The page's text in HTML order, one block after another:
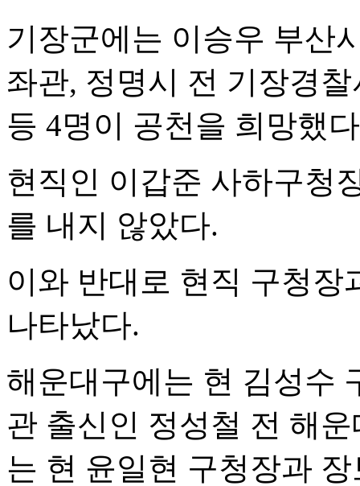
기장군에는 이승우 부산
좌관, 정명시 전 기장경
등 4명이 공천을 희망했
현직인 이갑준 사하구청
를 내지 않았다.
이와 반대로 현직 구청장
나타났다.
해운대구에는 현 김성수
관 출신인 정성철 전 해
는 현 윤일현 구청장과